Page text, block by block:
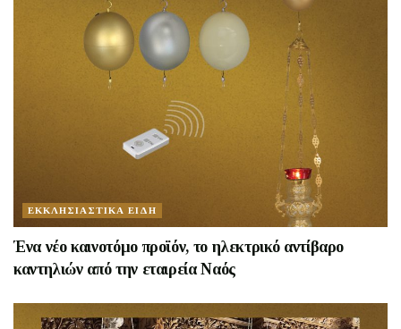
ΕΚΚΛΗΣΙΑΣΤΙΚΑ ΕΙΔΗ
Ένα νέο καινοτόμο προϊόν, το ηλεκτρικό αντίβαρο
καντηλιών από την εταιρεία Ναός